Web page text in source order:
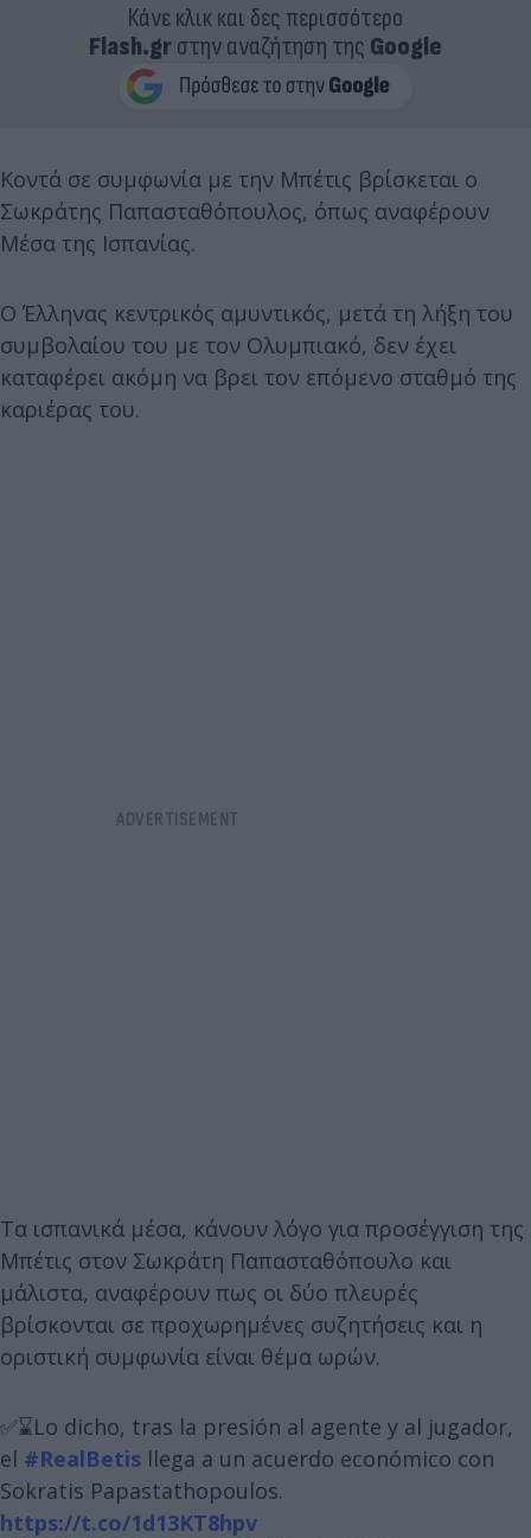
Κάνε κλικ και δες περισσότερο
Flash.grστην αναζήτηση της Google
Κοντά σε συμφωνία με την Μπέτις βρίσκεται ο
Σωκράτης Παπασταθόπουλος, όπως αναφέρουν
Μέσα της Ισπανίας.
Ο Έλληνας κεντρικός αμυντικός, μετά τη λήξη του
συμβολαίου του με τον Ολυμπιακό, δεν έχει
καταφέρει ακόμη να βρει τον επόμενο σταθμό της
καριέρας του.
Τα ισπανικά μέσα, κάνουν λόγο για προσέγγιση της
Μπέτις στον Σωκράτη Παπασταθόπουλο και
μάλιστα, αναφέρουν πως οι δύο πλευρές
βρίσκονται σε προχωρημένες συζητήσεις και η
οριστική συμφωνία είναι θέμα ωρών.
✅⌛Lo dicho, tras la presión al agente y al jugador,
el #RealBetis llega a un acuerdo económico con
Sokratis Papastathopoulos.
https://t.co/1d13KT8hpv